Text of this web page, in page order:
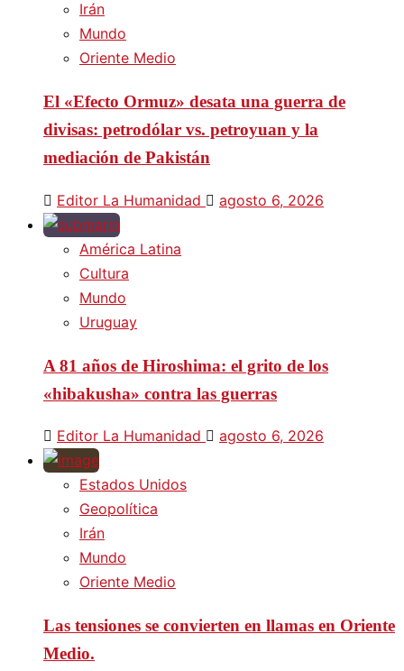
Irán
Mundo
Oriente Medio
El «Efecto Ormuz» desata una guerra de
divisas: petrodólar vs. petroyuan y la
mediación de Pakistán
Editor La Humanidad agosto 6, 2026
América Latina
Cultura
Mundo
Uruguay
A 81 años de Hiroshima: el grito de los
«hibakusha» contra las guerras
Editor La Humanidad agosto 6, 2026
Estados Unidos
Geopolítica
Irán
Mundo
Oriente Medio
Las tensiones se convierten en llamas en Oriente
Medio.